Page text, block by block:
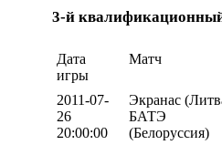
3-й
Дата
игры
Матч
2011-07-
26
20:00:00
Экранас
БАТЭ
(Белоруссия)